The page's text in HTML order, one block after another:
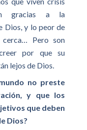
gracias a la
Dios, y lo peor de
Pero son
por que su
lejos de Dios.
no preste
y que los
que deben
Dios?